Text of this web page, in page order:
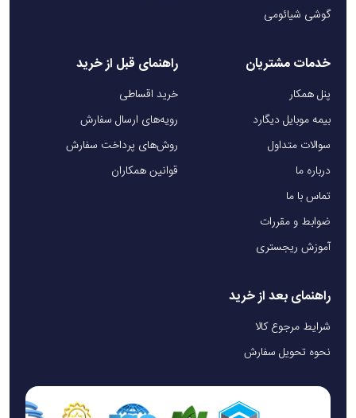
گوشی شیائومی
خدمات مشتریان
پنل همکار
بیمه موبایل دیگارد
سوالات متداول
درباره ما
تماس با ما
ضوابط و مقررات
آموزش ریجستری
راهنمای قبل از خرید
خرید اقساطی
رویه‌های ارسال سفارش
روش‌های پرداخت سفارش
قوانین همکاران
راهنمای بعد از خرید
شرایط مرجوع کالا
نحوه تحویل سفارش